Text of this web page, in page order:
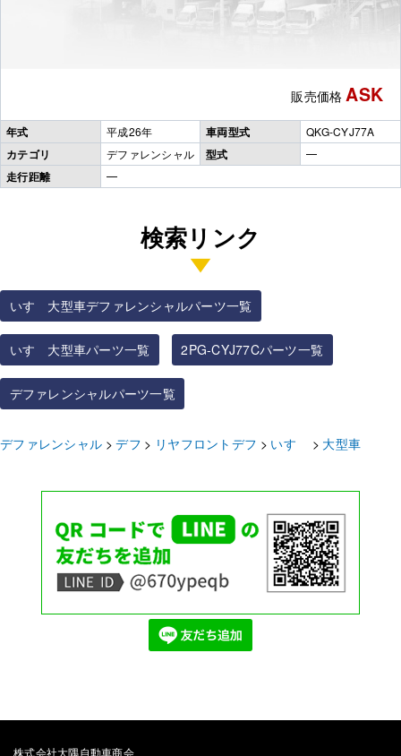
販売価格 ASK
年式 平成26年 車両型式 QKG-CYJ77A
カテゴリ デファレンシャル 型式 ━
走行距離 ━
検索リンク
いすゞ大型車デファレンシャルパーツ一覧
いすゞ大型車パーツ一覧 2PG-CYJ77Cパーツ一覧
デファレンシャルパーツ一覧
デファレンシャル デフ リヤフロントデフ いすゞ 大型車
株式会社大隅自動車商会